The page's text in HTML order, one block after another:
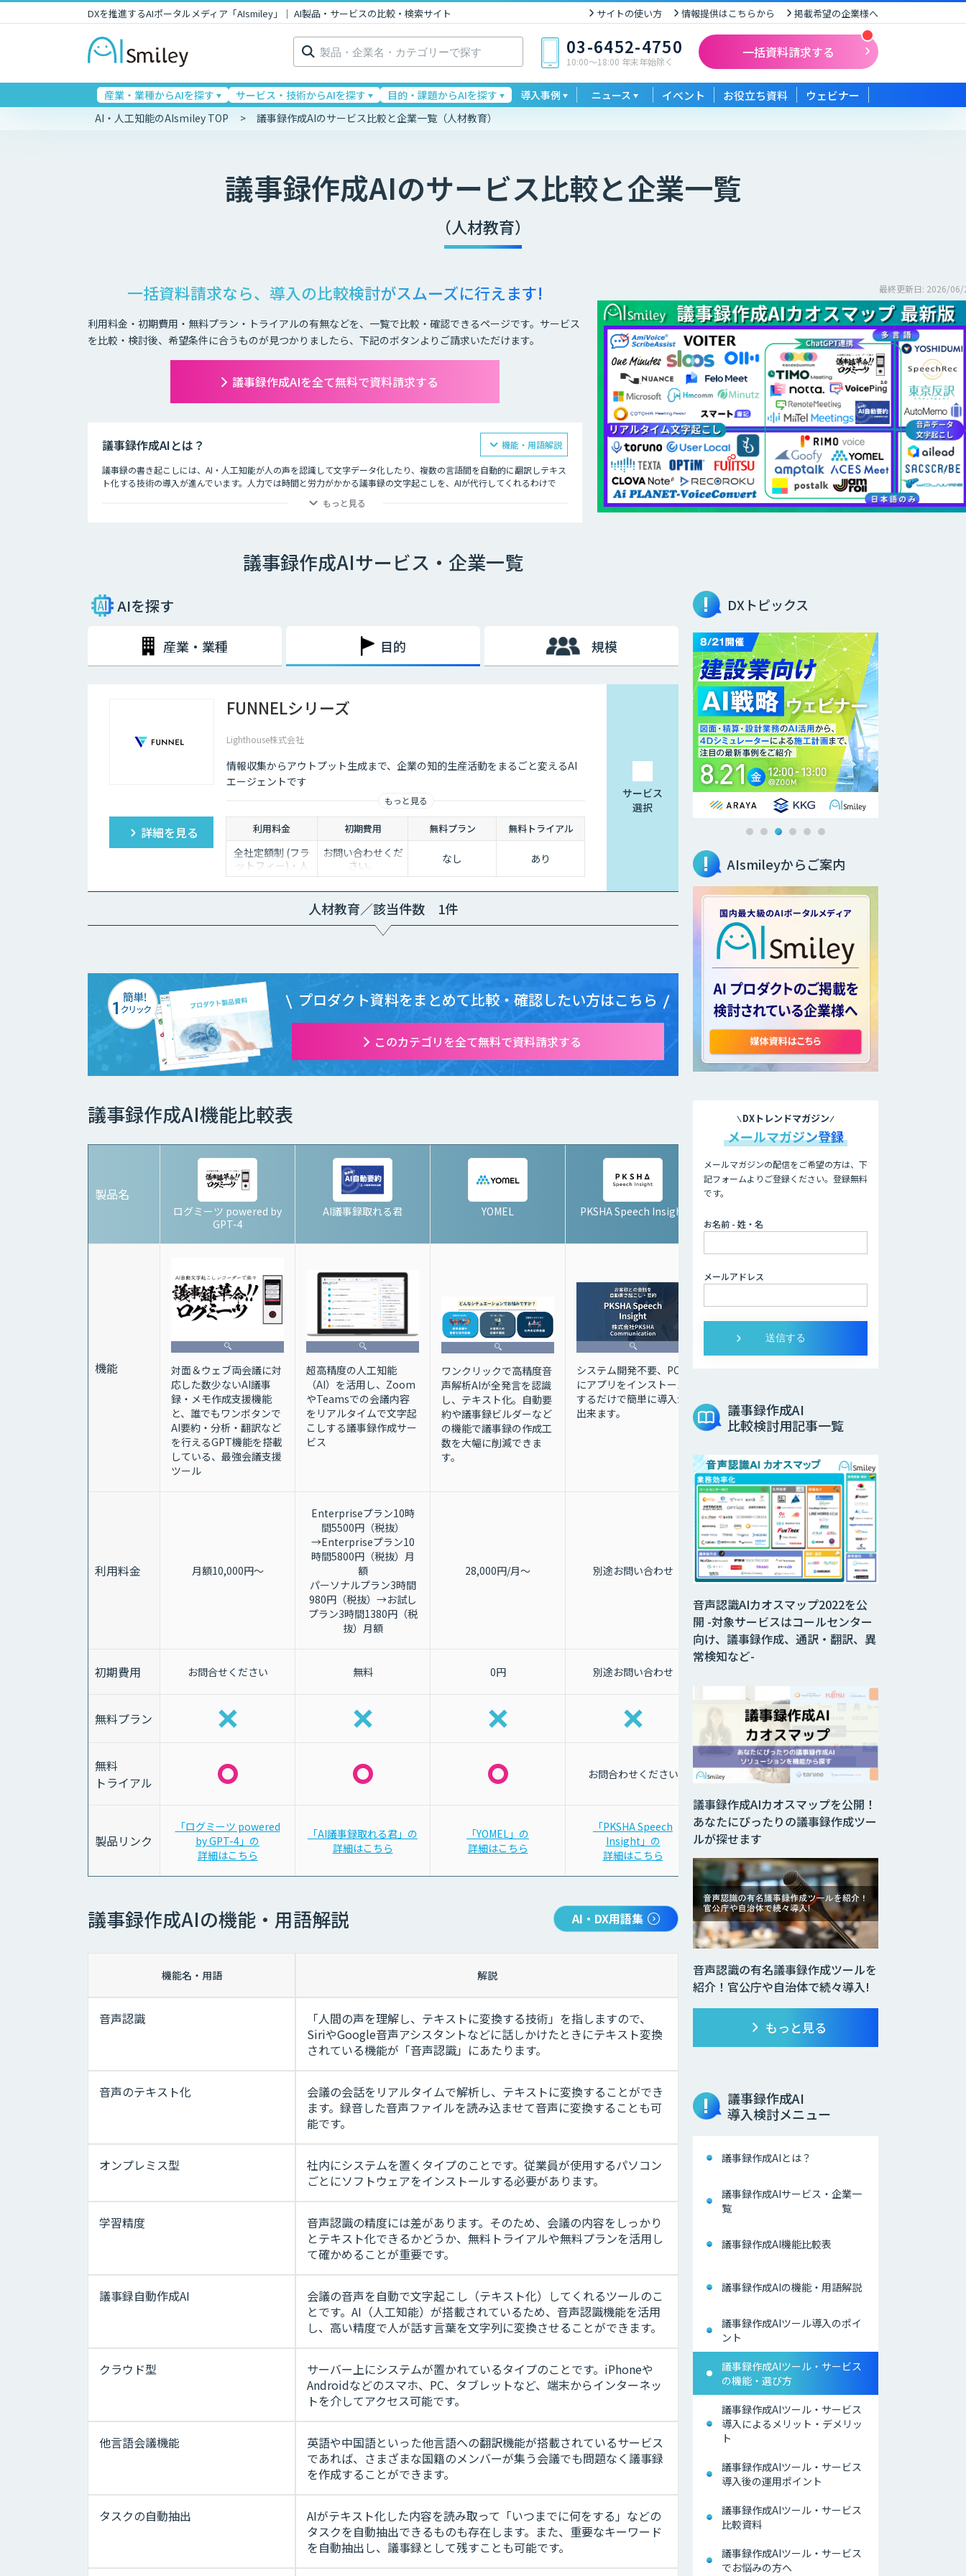
DXを推進するAIポータルメディア「AIsmiley」｜ AI製品・サービスの比較・検索サイト サイトの使い方 情報提供はこちらから 掲載希望の企業様へ
検
索: 03-6452-4750
10:00〜18:00 年末年始除く
一括資料請求する
産業・業種からAIを探す サービス・技術からAIを探す 目的・課題からAIを探す 導入事例 ニュース イベント お役立ち資料 ウェビナー
AI・人工知能のAIsmiley TOP 議事録作成AIのサービス比較と企業一覧（人材教育）
議事録作成AIのサービス比較と企業一覧
（人材教育）
一括資料請求なら、導入の比較検討がスムーズに行えます!
利用料金・初期費用・無料プラン・トライアルの有無などを、一覧で比較・確認できるページです。サービス
を比較・検討後、希望条件に合うものが見つかりましたら、下記のボタンよりご請求いただけます。
議事録作成AIを全て無料で資料請求する
最終更新日: 2026/06/
議事録作成AIとは？
議事録の書き起こしには、AI・人工知能が人の声を認識して文字データ化したり、複数の言語間を自動的に翻訳しテキス
ト化する技術の導入が進んでいます。人力では時間と労力がかかる議事録の文字起こしを、AIが代行してくれるわけで
そういったミスを最小限に留め、より効率的に議事録を作成するための方法として最近注目されているのが、音声認識機
もっと見る
機能・用語解説
議事録作成AIサービス・企業一覧
AIを探す
産業・業種 目的 規模
FUNNELシリーズ
Lighthouse株式会社
情報収集からアウトプット生成まで、企業の知的生産活動をまるごと変えるAI
エージェントです
もっと見る
詳細を見る 利用料金 初期費用 無料プラン 無料トライアル
全社定額制 (フラ
ットフィー)・人
数無制限でご利用
いただけます。
お問い合わせくだ
さい。
なし あり
サービス
選択
人材教育／該当件数 1件
プロダクト資料をまとめて比較・確認したい方はこちら
このカテゴリを全て無料で資料請求する
議事録作成AI機能比較表
製品名
ログミーツ powered by
GPT-4
AI議事録取れる君 YOMEL PKSHA Speech Insight
機能
対面＆ウェブ両会議に対
応した数少ないAI議事
録・メモ作成支援機能
と、誰でもワンボタンで
AI要約・分析・翻訳など
を行えるGPT機能を搭載
している、最強会議支援
ツール
超高精度の人工知能
（AI）を活用し、Zoom
やTeamsでの会議内容
をリアルタイムで文字起
こしする議事録作成サー
ビス
ワンクリックで高精度音
声解析AIが全発言を認識
し、テキスト化。自動要
約や議事録ビルダーなど
の機能で議事録の作成工
数を大幅に削減できま
す。
システム開発不要、PC
にアプリをインストール
するだけで簡単に導入が
出来ます。
利用料金 月額10,000円～
Enterpriseプラン10時
間5500円（税抜）
→Enterpriseプラン10
時間5800円（税抜）月
額
パーソナルプラン3時間
980円（税抜）→お試し
プラン3時間1380円（税
抜）月額
28,000円/月〜 別途お問い合わせ
初期費用 お問合せください 無料 0円 別途お問い合わせ
無料プラン
無料
トライアル
お問合わせください
製品リンク
「ログミーツ powered
by GPT-4」の
詳細はこちら
「AI議事録取れる君」の
詳細はこちら
「YOMEL」の
詳細はこちら
「PKSHA Speech
Insight」の
詳細はこちら
議事録作成AIの機能・用語解説 AI・DX用語集
機能名・用語 解説
音声認識
「人間の声を理解し、テキストに変換する技術」を指しますので、
SiriやGoogle音声アシスタントなどに話しかけたときにテキスト変換
されている機能が「音声認識」にあたります。
音声のテキスト化
会議の会話をリアルタイムで解析し、テキストに変換することができ
ます。録音した音声ファイルを読み込ませて音声に変換することも可
能です。
オンプレミス型
社内にシステムを置くタイプのことです。従業員が使用するパソコン
ごとにソフトウェアをインストールする必要があります。
学習精度
音声認識の精度には差があります。そのため、会議の内容をしっかり
とテキスト化できるかどうか、無料トライアルや無料プランを活用し
て確かめることが重要です。
議事録自動作成AI
会議の音声を自動で文字起こし（テキスト化）してくれるツールのこ
とです。AI（人工知能）が搭載されているため、音声認識機能を活用
し、高い精度で人が話す言葉を文字列に変換させることができます。
クラウド型
サーバー上にシステムが置かれているタイプのことです。iPhoneや
Androidなどのスマホ、PC、タブレットなど、端末からインターネッ
トを介してアクセス可能です。
他言語会議機能
英語や中国語といった他言語への翻訳機能が搭載されているサービス
であれば、さまざまな国籍のメンバーが集う会議でも問題なく議事録
を作成することができます。
タスクの自動抽出
AIがテキスト化した内容を読み取って「いつまでに何をする」などの
タスクを自動抽出できるものも存在します。また、重要なキーワード
を自動抽出し、議事録として残すことも可能です。
DXトピックス
AIsmileyからご案内
DXトレンドマガジン
メールマガジン登録
メールマガジンの配信をご希望の方は、下
記フォームよりご登録ください。登録無料
です。
お名前 - 姓・名
メールアドレス
議事録作成AI
比較検討用記事一覧
音声認識の有名議事録作成ツールを
紹介！官公庁や自治体で続々導入!
音声認識AIカオスマップ2022を公
開 -対象サービスはコールセンター
向け、議事録作成、通訳・翻訳、異
常検知など-
議事録作成AIカオスマップを公開！
あなたにぴったりの議事録作成ツー
ルが探せます
もっと見る
議事録作成AI
導入検討メニュー
議事録作成AIとは？
議事録作成AIサービス・企業一
覧
議事録作成AI機能比較表
議事録作成AIの機能・用語解説
議事録作成AIツール導入のポイ
ント
議事録作成AIツール・サービス
の機能・選び方
議事録作成AIツール・サービス
導入によるメリット・デメリッ
ト
議事録作成AIツール・サービス
導入後の運用ポイント
議事録作成AIツール・サービス
比較資料
議事録作成AIツール・サービス
でお悩みの方へ